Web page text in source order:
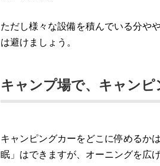
ただし様々な設備を積んでいる分や
は避けましょう。
キャンプ場で、キャン
キャンピングカーをどこに停めるか
眠」はできますが、オーニングを広